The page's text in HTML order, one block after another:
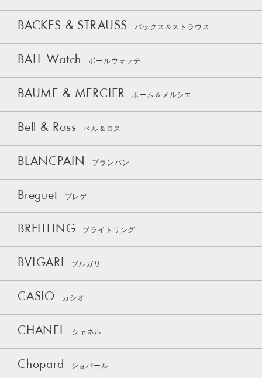
BACKES & STRAUSS バックス＆ストラウス
BALL Watch ボールウォッチ
BAUME & MERCIER ボーム＆メルシエ
Bell & Ross ベル＆ロス
BLANCPAIN ブランパン
Breguet ブレゲ
BREITLING ブライトリング
BVLGARI ブルガリ
CASIO カシオ
CHANEL シャネル
Chopard ショパール